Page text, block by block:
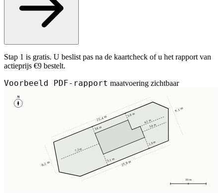
Stap 1 is gratis. U beslist pas na de kaartcheck of u het rapport van
actieprijs €9 bestelt.
Voorbeeld PDF-rapport maatvoering zichtbaar
N
10 m
3,8 m
3,8 m
5,1 m
2,9 m
7,2 m
3,4 m
4,1 m
25,4 m
23,8 m
8,2 m
9,1 m